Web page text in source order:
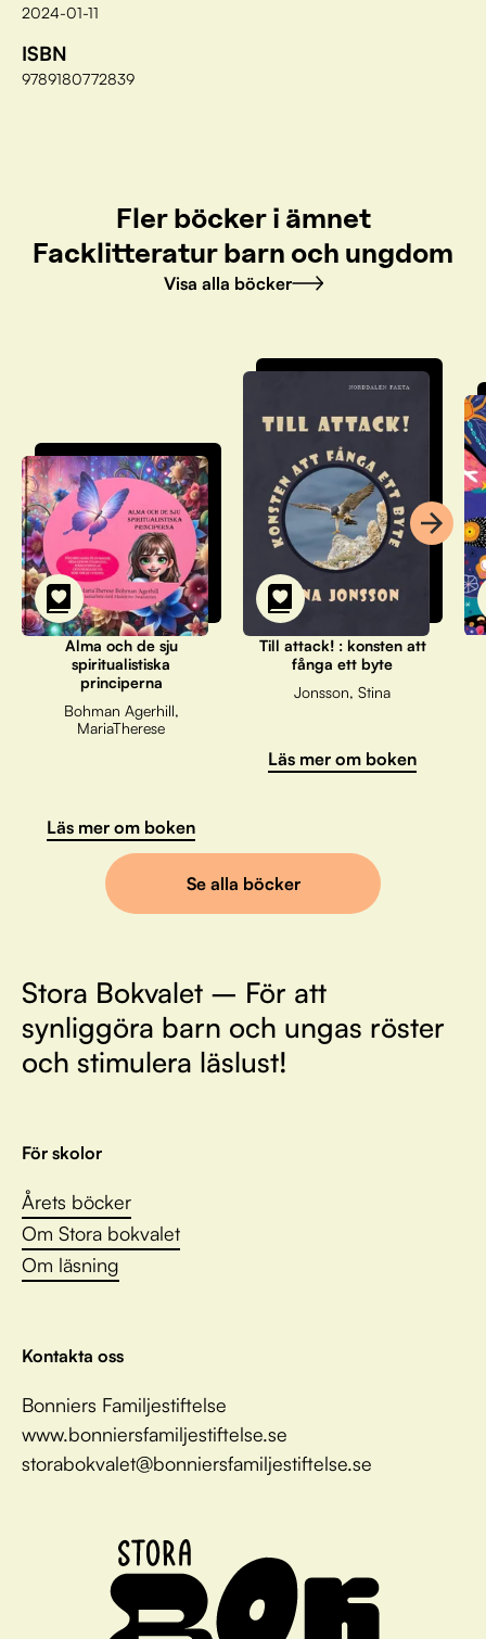
2024-01-11
ISBN
9789180772839
Fler böcker i ämnet
Facklitteratur barn och ungdom
Visa alla böcker
Alma och de sju
spiritualistiska
principerna
Bohman Agerhill,
MariaTherese
Läs mer om boken
Till attack! : konsten att
fånga ett byte
Jonsson, Stina
Läs mer om boken
Se alla böcker
Stora Bokvalet – För att
synliggöra barn och ungas röster
och stimulera läslust!
För skolor
Årets böcker
Om Stora bokvalet
Om läsning
Kontakta oss
Bonniers Familjestiftelse
www.bonniersfamiljestiftelse.se
storabokvalet@bonniersfamiljestiftelse.se